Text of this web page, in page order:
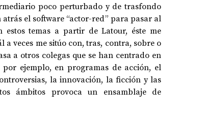
poco perturbado y de trasfondo
el software “actor-red” para pasar al
estos temas a partir de Latour, éste me
veces me sitúo con, tras, contra, sobre o
a otros colegas que se han centrado en
ejemplo, en programas de acción, el
la innovación, la ficción y las
ámbitos provoca un ensamblaje de